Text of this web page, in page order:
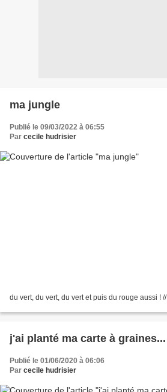
ma jungle
Publié le 09/03/2022 à 06:55
Par cecile hudrisier
du vert, du vert, du vert et puis du rouge aussi ! //
j'ai planté ma carte à graines...
Publié le 01/06/2020 à 06:06
Par cecile hudrisier